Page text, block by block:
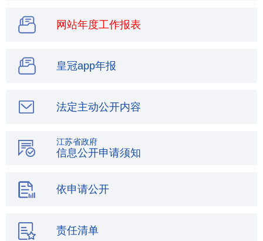
网站年度工作报表
皇冠app年报
法定主动公开内容
江苏省政府
信息公开申请须知
依申请公开
责任清单